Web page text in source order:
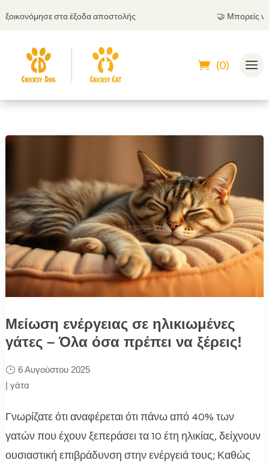
στα έξοδα αποστολής Μπορείς να
(0)
Μείωση ενέργειας σε ηλικιωμένες
γάτες – Όλα όσα πρέπει να ξέρεις!
6 Αυγούστου 2025
| γάτα
Γνωρίζατε ότι αναφέρεται ότι πάνω από 40% των
γατών που έχουν ξεπεράσει τα 10 έτη ηλικίας, δείχνουν
ουσιαστική επιβράδυνση στην ενέργειά τους; Καθώς